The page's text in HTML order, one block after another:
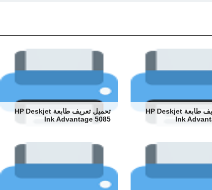
تحميل تعريف طابعة HP Deskjet
Ink
تحميل تعريف طابعة HP Deskjet
Ink Advantage 5085